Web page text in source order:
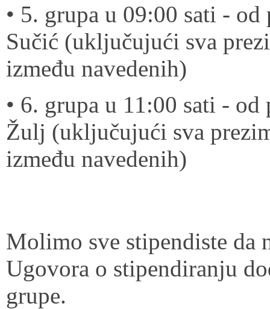
• 5. grupa u 09:00 sati - od
Sučić (uključujući sva
između navedenih)
• 6. grupa u 11:00 sati - od
Žulj (uključujući sva
između navedenih)
Molimo sve stipendiste da
Ugovora o stipendiranju
grupe.